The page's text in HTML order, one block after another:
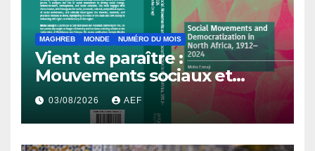
MAGHREB MONDE NUMÉRO DU MOIS
Vient de paraître :
Mouvements sociaux et
démocratisation en Afrique
du Nord, 1912-2024
03/08/2026 AEF